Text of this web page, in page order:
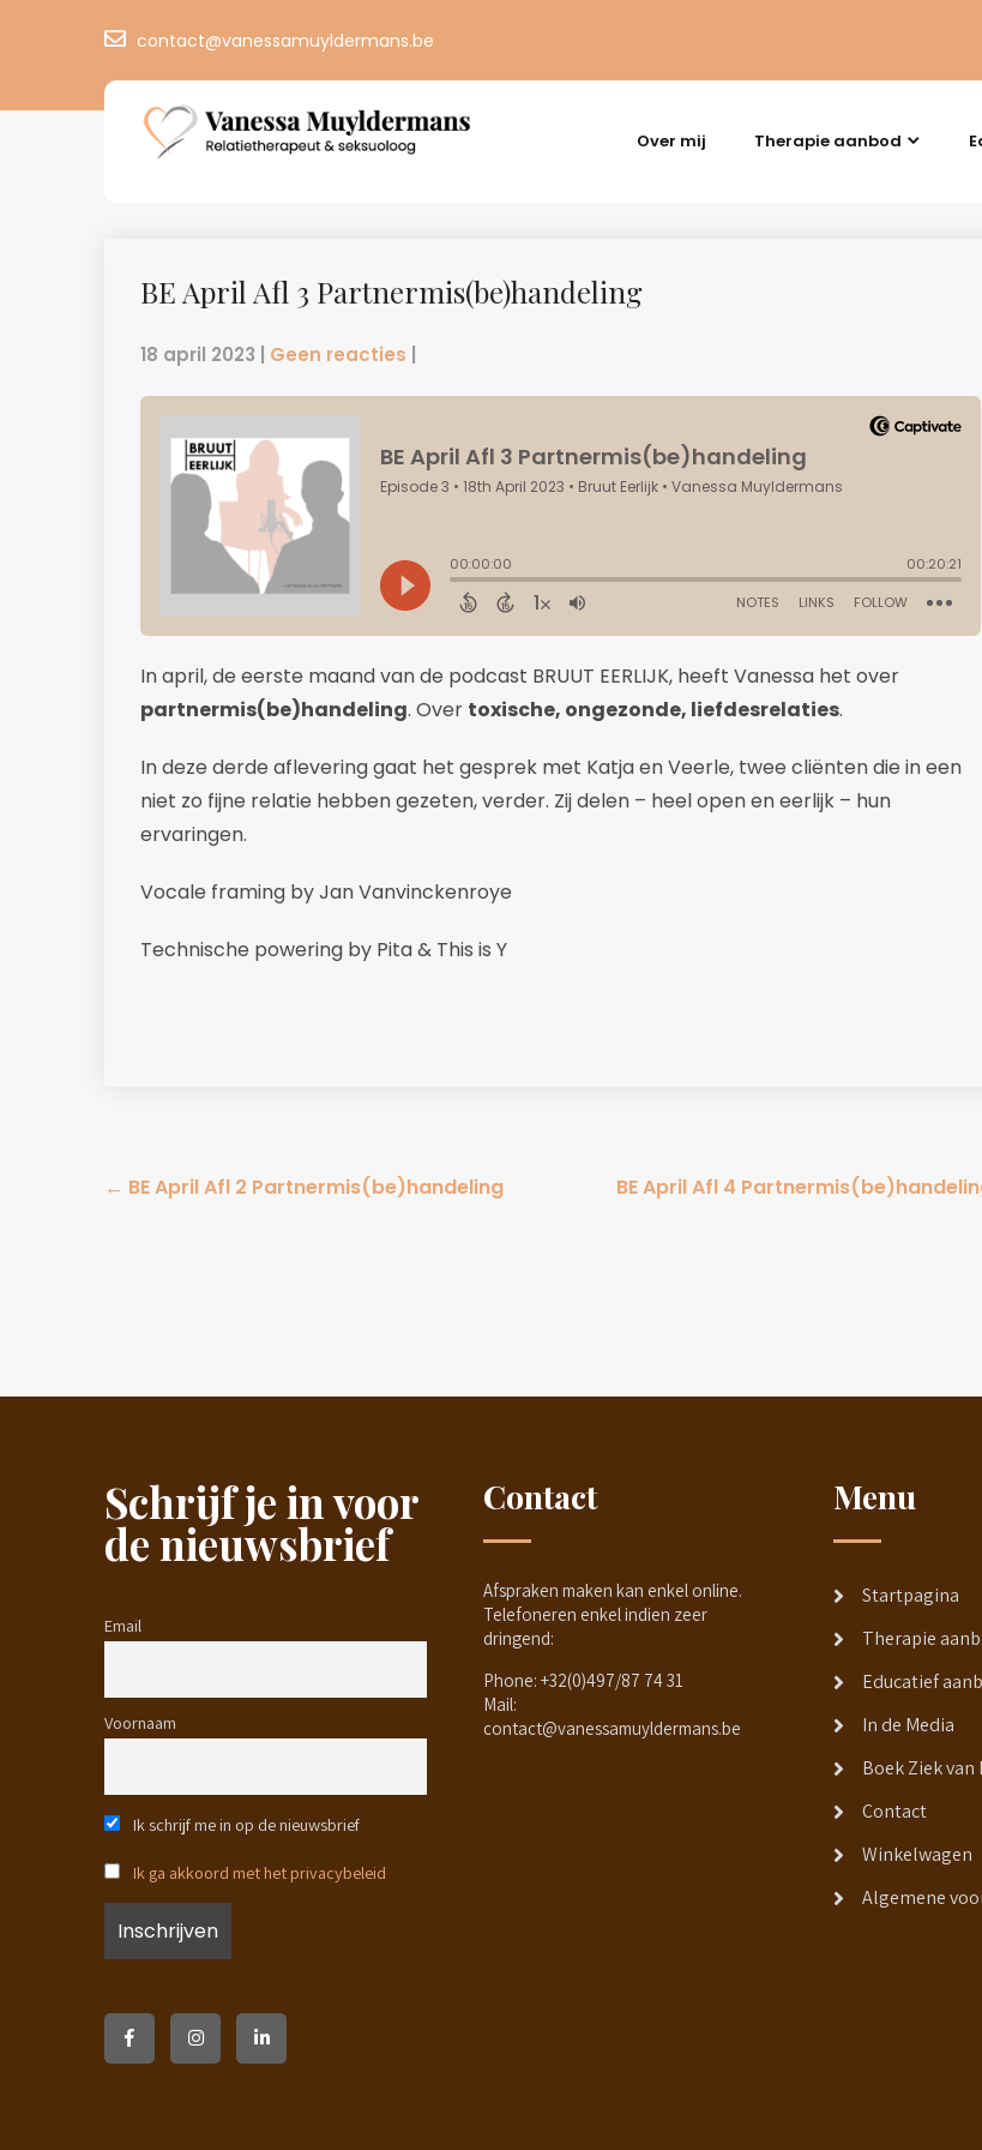
contact@vanessamuyldermans.be
Over mij Therapie aanbod
BE April Afl 3 Partnermis(be)handeling
18 april 2023 Geen reacties
In april, de eerste maand van de podcast BRUUT EERLIJK, heeft Vanessa het over
partnermis(be)handeling. Over toxische, ongezonde, liefdesrelaties.
In deze derde aflevering gaat het gesprek met Katja en Veerle, twee cliënten die in een
niet zo fijne relatie hebben gezeten, verder. Zij delen – heel open en eerlijk – hun
ervaringen.
Vocale framing by Jan Vanvinckenroye
Technische powering by Pita & This is Y
navigation
← BE April Afl 2 Partnermis(be)handeling BE April Afl 4
Schrijf je in voor
de nieuwsbrief
Email
Voornaam
Ik schrijf me in op de nieuwsbrief
Ik ga akkoord met het privacybeleid
Contact
Afspraken maken kan enkel online.
Telefoneren enkel indien zeer
dringend:
Phone: +32(0)497/87 74 31
Mail:
contact@vanessamuyldermans.be
Menu
Startpagina
Therapie
Educatief
In de Media
Boek Ziek van
Contact
Winkelwagen
Algemene